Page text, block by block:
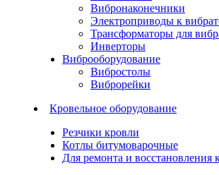
Вибронаконечники
Электроприводы к
Трансформаторы для
Инверторы
Виброоборудование
Вибростолы
Виброрейки
Кровельное оборудование
Резчики кровли
Котлы битумоварочные
Для ремонта и восстановления